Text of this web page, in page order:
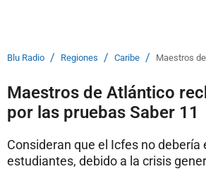
Blu Radio / Regiones / Caribe / Maestros
Maestros de Atlántico
por las pruebas Saber 11
Consideran que el Icfes no debería
estudiantes, debido a la crisis